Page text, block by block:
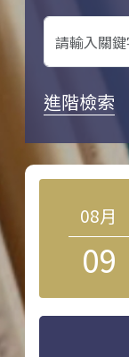
進階檢索
08月
09